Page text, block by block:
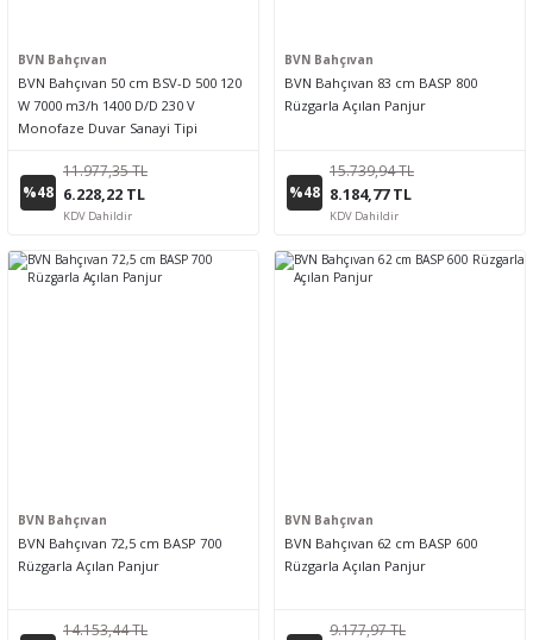
BVN Bahçıvan
BVN Bahçıvan 50 cm BSV-D 500 120
W 7000 m3/h 1400 D/D 230 V
Monofaze Duvar Sanayi Tipi
%48
11.977,35 TL
6.228,22 TL
KDV Dahildir
BVN Bahçıvan
BVN Bahçıvan 83 cm BASP 800
Rüzgarla Açılan Panjur
%48
15.739,94 TL
8.184,77 TL
KDV Dahildir
BVN Bahçıvan
BVN Bahçıvan 72,5 cm BASP 700
Rüzgarla Açılan Panjur
14.153,44 TL
BVN Bahçıvan
BVN Bahçıvan 62 cm BASP 600
Rüzgarla Açılan Panjur
9.177,97 TL